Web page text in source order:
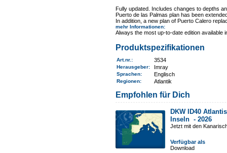
Fully updated. Includes changes to depths
Puerto de las Palmas plan has been
In addition, a new plan of Puerto Calero
mehr Informationen:
Always the most up-to-date edition
Produktspezifikationen
Art.nr. : 3534
Herausgeber: Imray
Sprachen: Englisch
Regionen: Atlantik
Empfohlen für Dich
DKW ID40
Inseln - 2026
Jetzt mit den
Verfügbar als
Download